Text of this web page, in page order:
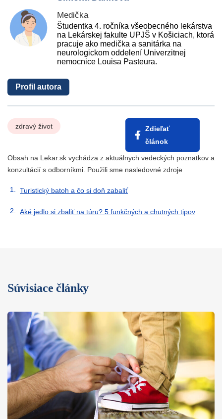
Medička
Študentka 4. ročníka všeobecného lekárstva
na Lekárskej fakulte UPJŠ v Košiciach, ktorá
pracuje ako medička a sanitárka na
neurologickom oddelení Univerzitnej
nemocnice Louisa Pasteura.
Profil autora
zdravý život
Zdieľať
článok
Obsah na Lekar.sk vychádza z aktuálnych vedeckých poznatkov a
konzultácií s odborníkmi. Použili sme nasledovné zdroje
Turistický batoh a čo si doň zabaliť
Aké jedlo si zbaliť na túru? 5 funkčných a chutných tipov
Súvisiace články